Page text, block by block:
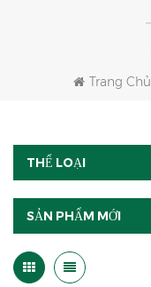
Trang Chủ
THỂ LOẠI
SẢN PHẨM MỚI